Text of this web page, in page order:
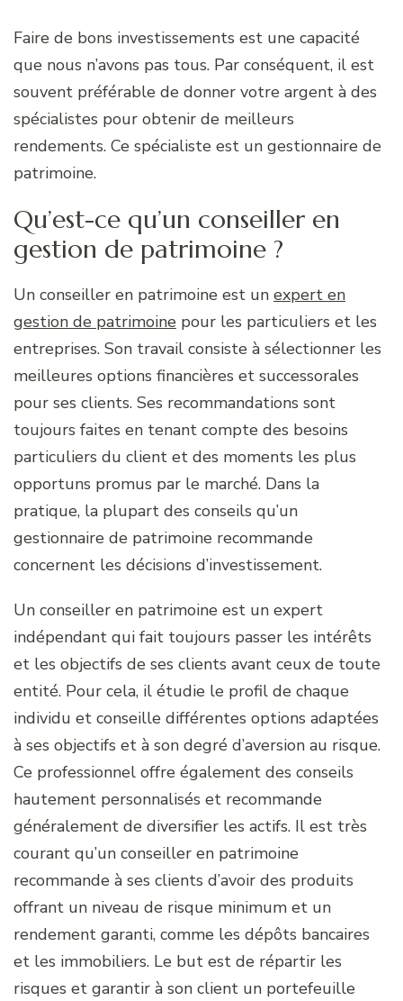
Faire de bons investissements est une capacité
que nous n’avons pas tous. Par conséquent, il est
souvent préférable de donner votre argent à des
spécialistes pour obtenir de meilleurs
rendements. Ce spécialiste est un gestionnaire de
patrimoine.
Qu’est-ce qu’un conseiller en
gestion de patrimoine ?
Un conseiller en patrimoine est un expert en
gestion de patrimoine pour les particuliers et les
entreprises. Son travail consiste à sélectionner les
meilleures options financières et successorales
pour ses clients. Ses recommandations sont
toujours faites en tenant compte des besoins
particuliers du client et des moments les plus
opportuns promus par le marché. Dans la
pratique, la plupart des conseils qu’un
gestionnaire de patrimoine recommande
concernent les décisions d’investissement.
Un conseiller en patrimoine est un expert
indépendant qui fait toujours passer les intérêts
et les objectifs de ses clients avant ceux de toute
entité. Pour cela, il étudie le profil de chaque
individu et conseille différentes options adaptées
à ses objectifs et à son degré d’aversion au risque.
Ce professionnel offre également des conseils
hautement personnalisés et recommande
généralement de diversifier les actifs. Il est très
courant qu’un conseiller en patrimoine
recommande à ses clients d’avoir des produits
offrant un niveau de risque minimum et un
rendement garanti, comme les dépôts bancaires
et les immobiliers. Le but est de répartir les
risques et garantir à son client un portefeuille